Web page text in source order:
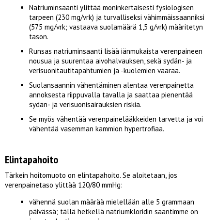
Natriuminsaanti ylittää moninkertaisesti fysiologisen
tarpeen (230 mg/vrk) ja turvalliseksi vähimmäissaanniksi
(575 mg/vrk; vastaava suolamäärä 1,5 g/vrk) määritetyn
tason.
Runsas natriuminsaanti lisää iänmukaista verenpaineen
nousua ja suurentaa aivohalvauksen, sekä sydän- ja
verisuonitautitapahtumien ja -kuolemien vaaraa.
Suolansaannin vähentäminen alentaa verenpainetta
annoksesta riippuvalla tavalla ja saattaa pienentää
sydän- ja verisuonisairauksien riskiä.
Se myös vähentää verenpainelääkkeiden tarvetta ja voi
vähentää vasemman kammion hypertrofiaa.
Elintapahoito
Tärkein hoitomuoto on elintapahoito. Se aloitetaan, jos
verenpainetaso ylittää 120/80 mmHg:
vähennä suolan määrää mielellään alle 5 grammaan
päivässä; tällä hetkellä natriumkloridin saantimme on